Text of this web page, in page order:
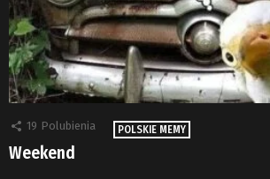
19 Polubienia POLSKIE MEMY
Weekend